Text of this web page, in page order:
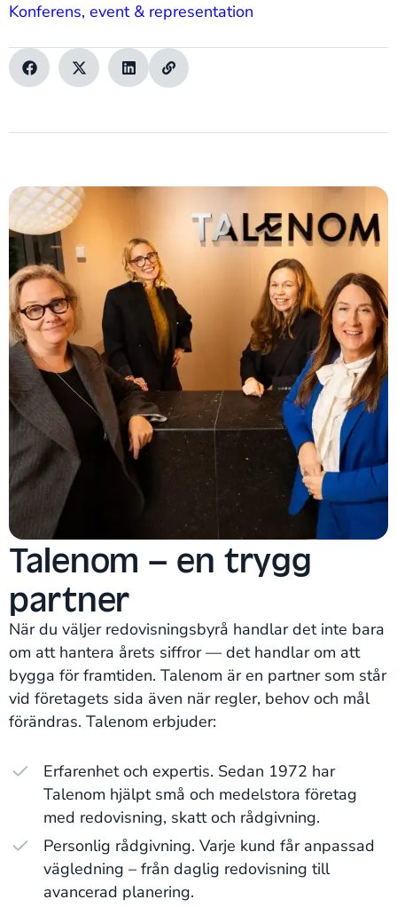
Konferens, event & representation
Talenom – en trygg
partner
När du väljer redovisningsbyrå handlar det inte bara
om att hantera årets siffror — det handlar om att
bygga för framtiden. Talenom är en partner som står
vid företagets sida även när regler, behov och mål
förändras. Talenom erbjuder:
Erfarenhet och expertis. Sedan 1972 har
Talenom hjälpt små och medelstora företag
med redovisning, skatt och rådgivning.
Personlig rådgivning. Varje kund får anpassad
vägledning – från daglig redovisning till
avancerad planering.